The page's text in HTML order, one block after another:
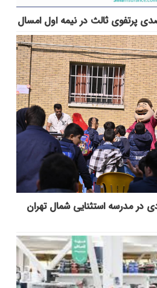
در مدرسه استثنایی شمال تهران